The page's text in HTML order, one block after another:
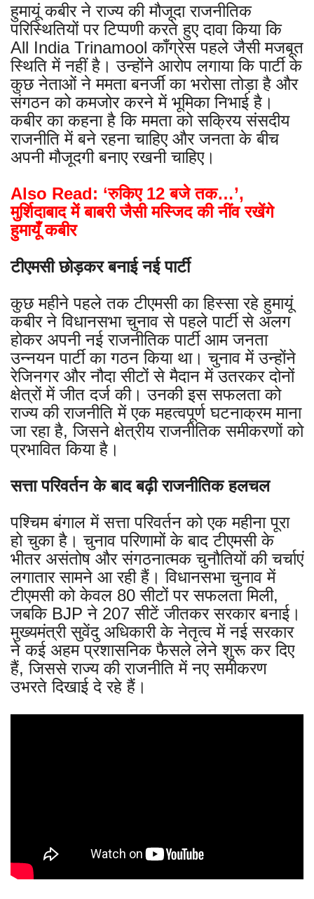
हुमायूं कबीर ने राज्य की मौजूदा राजनीतिक
परिस्थितियों पर टिप्पणी करते हुए दावा किया कि
All India Trinamool काँग्रेस पहले जैसी मजबूत
स्थिति में नहीं है। उन्होंने आरोप लगाया कि पार्टी के
कुछ नेताओं ने ममता बनर्जी का भरोसा तोड़ा है और
संगठन को कमजोर करने में भूमिका निभाई है।
कबीर का कहना है कि ममता को सक्रिय संसदीय
राजनीति में बने रहना चाहिए और जनता के बीच
अपनी मौजूदगी बनाए रखनी चाहिए।
Also Read: ‘रुकिए 12 बजे तक…’,
मुर्शिदाबाद में बाबरी जैसी मस्जिद की नींव रखेंगे
हुमायूँ कबीर
टीएमसी छोड़कर बनाई नई पार्टी
कुछ महीने पहले तक टीएमसी का हिस्सा रहे हुमायूं
कबीर ने विधानसभा चुनाव से पहले पार्टी से अलग
होकर अपनी नई राजनीतिक पार्टी आम जनता
उन्नयन पार्टी का गठन किया था। चुनाव में उन्होंने
रेजिनगर और नौदा सीटों से मैदान में उतरकर दोनों
क्षेत्रों में जीत दर्ज की। उनकी इस सफलता को
राज्य की राजनीति में एक महत्वपूर्ण घटनाक्रम माना
जा रहा है, जिसने क्षेत्रीय राजनीतिक समीकरणों को
प्रभावित किया है।
सत्ता परिवर्तन के बाद बढ़ी राजनीतिक हलचल
पश्चिम बंगाल में सत्ता परिवर्तन को एक महीना पूरा
हो चुका है। चुनाव परिणामों के बाद टीएमसी के
भीतर असंतोष और संगठनात्मक चुनौतियों की चर्चाएं
लगातार सामने आ रही हैं। विधानसभा चुनाव में
टीएमसी को केवल 80 सीटों पर सफलता मिली,
जबकि BJP ने 207 सीटें जीतकर सरकार बनाई।
मुख्यमंत्री सुवेंदु अधिकारी के नेतृत्व में नई सरकार
ने कई अहम प्रशासनिक फैसले लेने शुरू कर दिए
हैं, जिससे राज्य की राजनीति में नए समीकरण
उभरते दिखाई दे रहे हैं।